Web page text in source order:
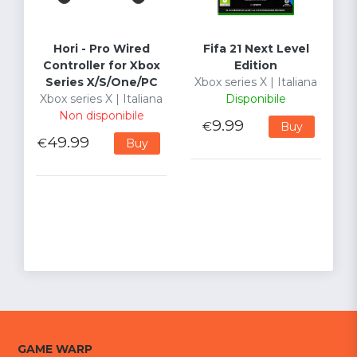
Hori - Pro Wired
Controller for Xbox
Series X/S/One/PC
Xbox series X | Italiana
Non disponibile
€49.99 Buy
Fifa 21 Next Level
Edition
Xbox series X | Italiana
Disponibile
€9.99 Buy
GAME WARP